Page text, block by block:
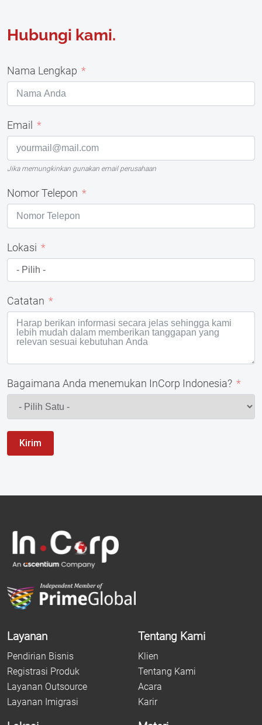
Hubungi kami.
Nama Lengkap
Email
Jika memungkinkan gunakan email perusahaan
Nomor Telepon
Lokasi
Catatan
Bagaimana Anda menemukan InCorp Indonesia?
Kirim
Layanan
Pendirian Bisnis
Registrasi Produk
Layanan Outsource
Layanan Imigrasi
Tentang Kami
Klien
Tentang Kami
Acara
Karir